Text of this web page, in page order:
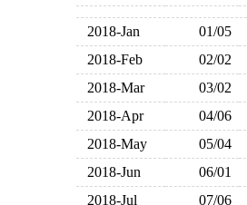
2018-Jan 01/05
2018-Feb
02/02
2018-Mar
03/02
2018-Apr
04/06
2018-May
05/04
2018-Jun
06/01
2018-Jul
07/06